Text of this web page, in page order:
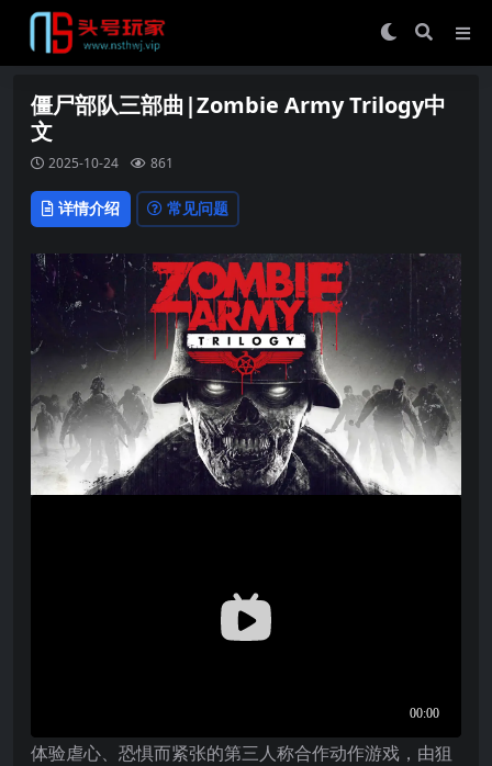
僵尸部队三部曲|Zombie Army Trilogy中
文
2025-10-24 861
详情介绍 常见问题
体验虐心、恐惧而紧张的第三人称合作动作游戏，由狙